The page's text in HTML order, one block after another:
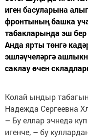
иген басуларына
фронтының башка
табакларында эш
Анда ярты төнгә
эшләүчеләргә
саклау өчен
Колай ындыр
Надежда Сергеевна
– Бу еллар эчнедә
игенче, – бу